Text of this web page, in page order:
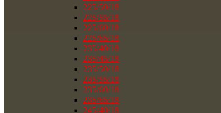
225/50/18
225/55/18
225/60/18
225/65/18
235/40/18
235/45/18
235/50/18
235/55/18
235/60/18
235/65/18
245/40/18